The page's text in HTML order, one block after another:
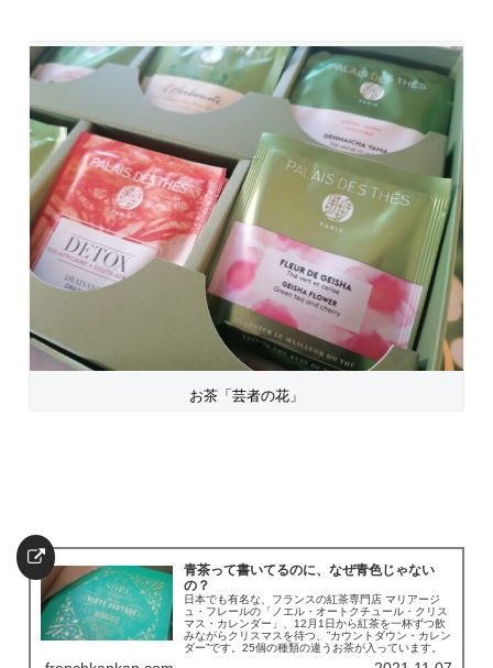
お茶「芸者の花」
青茶って書いてるのに、なぜ青色じゃない
の？
日本でも有名な、フランスの紅茶専門店 マリアージ
ュ・フレールの「ノエル・オートクチュール・クリス
マス・カレンダー」、12月1日から紅茶を一杯ずつ飲
みながらクリスマスを待つ、”カウントダウン・カレン
ダー”です。25個の種類の違うお茶が入っています。